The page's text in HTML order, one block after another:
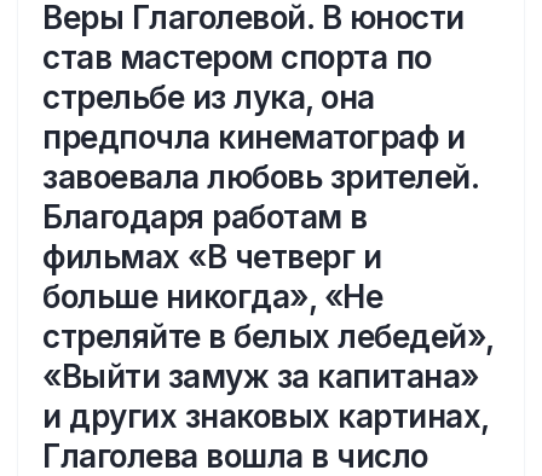
Веры Глаголевой. В юности
став мастером спорта по
стрельбе из лука, она
предпочла кинематограф и
завоевала любовь зрителей.
Благодаря работам в
фильмах «В четверг и
больше никогда», «Не
стреляйте в белых лебедей»,
«Выйти замуж за капитана»
и других знаковых картинах,
Глаголева вошла в число